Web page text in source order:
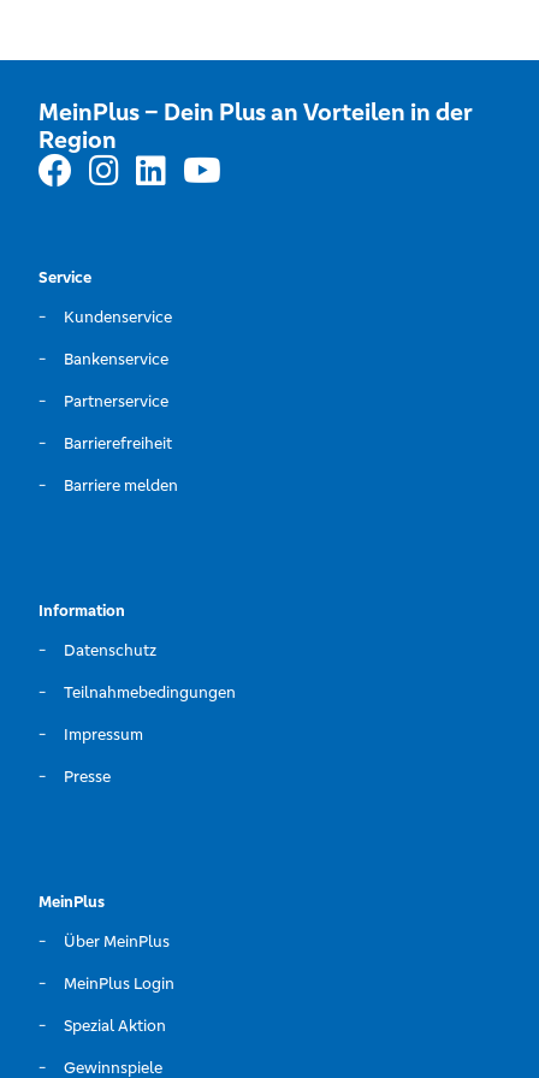
MeinPlus – Dein Plus an Vorteilen in der
Region
Service
Kundenservice
Bankenservice
Partnerservice
Barrierefreiheit
Barriere melden
Information
Datenschutz
Teilnahmebedingungen
Impressum
Presse
MeinPlus
Über MeinPlus
MeinPlus Login
Spezial Aktion
Gewinnspiele